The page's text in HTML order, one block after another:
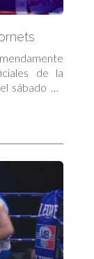
de la
sábado 29